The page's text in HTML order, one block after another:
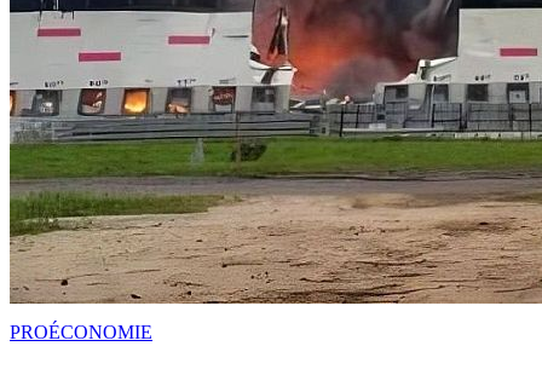
PROÉCONOMIE